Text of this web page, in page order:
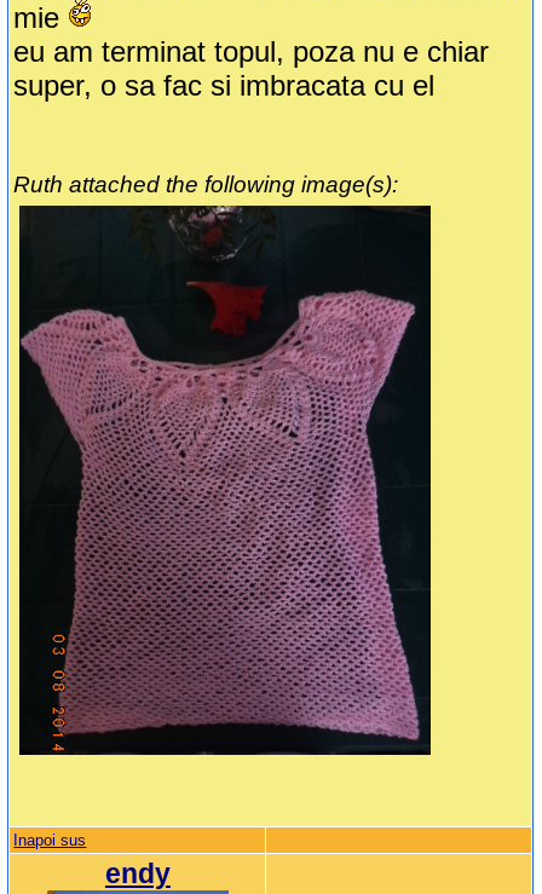
mie
eu am terminat topul, poza nu e chiar
super, o sa fac si imbracata cu el
Ruth attached the following image(s):
Inapoi sus
endy